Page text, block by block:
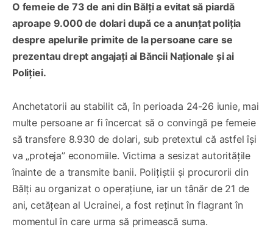
O femeie de 73 de ani din Bălți a evitat să piardă
aproape 9.000 de dolari după ce a anunțat poliția
despre apelurile primite de la persoane care se
prezentau drept angajați ai Băncii Naționale și ai
Poliției.
Anchetatorii au stabilit că, în perioada 24-26 iunie, mai
multe persoane ar fi încercat să o convingă pe femeie
să transfere 8.930 de dolari, sub pretextul că astfel își
va „proteja” economiile. Victima a sesizat autoritățile
înainte de a transmite banii. Polițiștii și procurorii din
Bălți au organizat o operațiune, iar un tânăr de 21 de
ani, cetățean al Ucrainei, a fost reținut în flagrant în
momentul în care urma să primească suma.